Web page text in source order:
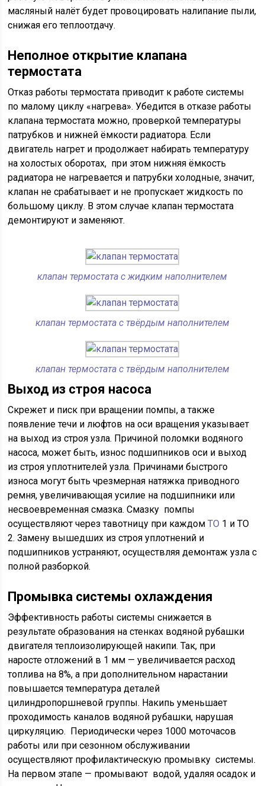
масляный налёт будет провоцировать налипание пыли,
снижая его теплоотдачу.
Неполное открытие клапана
термостата
Отказ работы термостата приводит к работе системы
по малому циклу «нагрева». Убедится в отказе работы
клапана термостата можно, проверкой температуры
патрубков и нижней ёмкости радиатора. Если
двигатель нагрет и продолжает набирать температуру
на холостых оборотах, при этом нижняя ёмкость
радиатора не нагревается и патрубки холодные, значит,
клапан не срабатывает и не пропускает жидкость по
большому циклу. В этом случае клапан термостата
демонтируют и заменяют.
клапан термостата с жидким наполнителем
клапан термостата с твёрдым наполнителем
клапан термостата с твёрдым наполнителем
Выход из строя насоса
Скрежет и писк при вращении помпы, а также
появление течи и люфтов на оси вращения указывает
на выход из строя узла. Причиной поломки водяного
насоса, может быть, износ подшипников оси и выход
из строя уплотнителей узла. Причинами быстрого
износа могут быть чрезмерная натяжка приводного
ремня, увеличивающая усилие на подшипники или
несвоевременная смазка. Смазку помпы
осуществляют через тавотницу при каждомТО 1 и ТО
2. Замену вышедших из строя уплотнений и
подшипников устраняют, осуществляя демонтаж узла с
полной разборкой.
Промывка системы охлаждения
Эффективность работы системы снижается в
результате образования на стенках водяной рубашки
двигателя теплоизолирующей накипи. Так, при
наросте отложений в 1 мм — увеличивается расход
топлива на 8%, а при дополнительном нарастании
повышается температура деталей
цилиндропоршневой группы. Накипь уменьшает
проходимость каналов водяной рубашки, нарушая
циркуляцию. Периодически через 1000 моточасов
работы или при сезонном обслуживании
осуществляют профилактическую промывку системы.
На первом этапе — промывают водой, удаляя осадок и